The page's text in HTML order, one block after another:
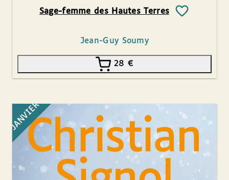
Sage-femme des Hautes Terres
Jean-Guy Soumy
28 €
JANVIER